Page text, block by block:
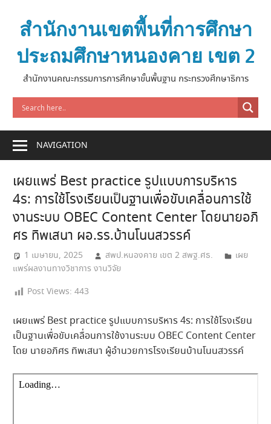
contentสำนักงานเขตพื้นที่การศึกษา
ประถมศึกษาหนองคาย เขต 2
สำนักงานคณะกรรมการการศึกษาขั้นพื้นฐาน กระทรวงศึกษาธิการ
NAVIGATION
เผยแพร่ Best practice รูปแบบการบริหาร
4ร: การใช้โรงเรียนเป็นฐานเพื่อขับเคลื่อนการใช้
งานระบบ OBEC Content Center โดยนายอภิ
ศร ทิพเสนา ผอ.รร.บ้านโนนสวรรค์
1 เมษายน, 2025 สพป.หนองคาย เขต 2 สพฐ.ศธ.
เผย
แพร่ผลงานทางวิชาการ งานวิจัย
Post Views: 443
เผยแพร่ Best practice รูปแบบการบริหาร 4ร: การใช้โรงเรียน
เป็นฐานเพื่อขับเคลื่อนการใช้งานระบบ OBEC Content Center
โดย นายอภิศร ทิพเสนา ผู้อำนวยการโรงเรียนบ้านโนนสวรรค์